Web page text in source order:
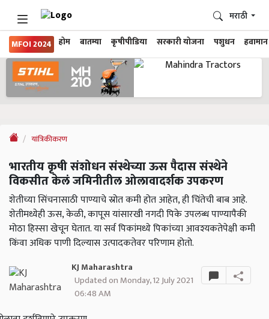
MFOI 2024 होम बातम्या कृषीपीडिया सरकारी योजना पशुधन हवामान
मराठी
यांत्रिकीकरण
भारतीय कृषी संशोधन संस्थेच्या ऊस पैदास संस्थेने
विकसीत केलं जमिनीतील ओलावादर्शक उपकरण
शेतीच्या सिंचनासाठी पाण्याचे स्रोत कमी होत आहेत, ही चिंतेची बाब आहे.
शेतीमध्येही ऊस, केळी, कापूस यांसारखी नगदी पिके उपलब्ध पाण्यापैकी
मोठा हिस्सा खेचून घेतात. या सर्व पिकांमध्ये पिकांच्या आवश्यकतेपेक्षी कमी
किंवा अधिक पाणी दिल्यास उत्पादकतेवर परिणाम होतो.
KJ Maharashtra
Updated on Monday, 12 July 2021
06:48 AM